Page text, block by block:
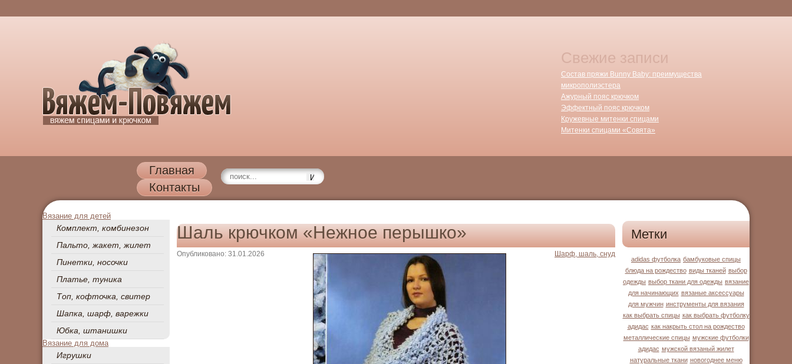
Свежие записи
Состав пряжи Bunny Baby: преимущества
микрополиэстера
Ажурный пояс крючком
Эффектный пояс крючком
Кружевные митенки спицами
Митенки спицами «Совята»
Главная
Контакты
Вязание для детей
Комплект, комбинезон
Пальто, жакет, жилет
Пинетки, носочки
Платье, туника
Топ, кофточка, свитер
Шапка, шарф, варежки
Юбка, штанишки
Вязание для дома
Игрушки
Шаль крючком «Нежное перышко»
Опубликовано: 31.01.2026 Шарф, шаль, снуд
Метки
adidas футболка бамбуковые спицы
блюда на рождество виды тканей выбор
одежды выбор ткани для одежды вязание
для начинающих вязаные аксессуары
для мужчин инструменты для вязания
как выбрать спицы как выбрать футболку
адидас как накрыть стол на рождество
металлические спицы мужские футболки
адидас мужской вязаный жилет
натуральные ткани новогоднее меню